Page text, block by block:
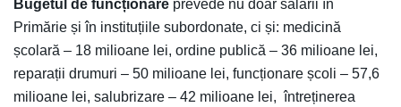
Bugetul de funcționare prevede nu doar salarii în
Primărie și în instituțiile subordonate, ci și: medicină
școlară – 18 milioane lei, ordine publică – 36 milioane lei,
reparații drumuri – 50 milioane lei, funcționare școli – 57,6
milioane lei, salubrizare – 42 milioane lei, întreținerea